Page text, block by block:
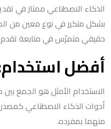
الذكاء الاصطناعي ممتاز في
بشكل متكرر في نوع معين من
حقيقي متمرّس في متابعة
أفضل استخدام:
الاستخدام الأمثل هو الجمع
أدوات الذكاء الاصطناعي كمصدر
منهما بمفرده.